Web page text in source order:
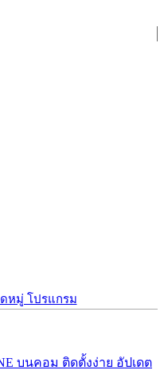
หมู่ โปรแกรม
บนคอม ติดตั้งง่าย อัปเดต